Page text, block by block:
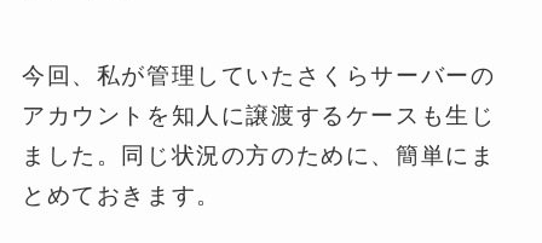
今回、私が管理していたさくらサーバーの
アカウントを知人に譲渡するケースも生じ
ました。同じ状況の方のために、簡単にま
とめておきます。